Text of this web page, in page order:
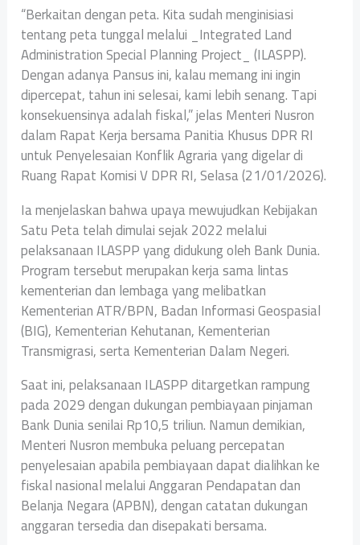
“Berkaitan dengan peta. Kita sudah menginisiasi
tentang peta tunggal melalui _Integrated Land
Administration Special Planning Project_ (ILASPP).
Dengan adanya Pansus ini, kalau memang ini ingin
dipercepat, tahun ini selesai, kami lebih senang. Tapi
konsekuensinya adalah fiskal,” jelas Menteri Nusron
dalam Rapat Kerja bersama Panitia Khusus DPR RI
untuk Penyelesaian Konflik Agraria yang digelar di
Ruang Rapat Komisi V DPR RI, Selasa (21/01/2026).
Ia menjelaskan bahwa upaya mewujudkan Kebijakan
Satu Peta telah dimulai sejak 2022 melalui
pelaksanaan ILASPP yang didukung oleh Bank Dunia.
Program tersebut merupakan kerja sama lintas
kementerian dan lembaga yang melibatkan
Kementerian ATR/BPN, Badan Informasi Geospasial
(BIG), Kementerian Kehutanan, Kementerian
Transmigrasi, serta Kementerian Dalam Negeri.
Saat ini, pelaksanaan ILASPP ditargetkan rampung
pada 2029 dengan dukungan pembiayaan pinjaman
Bank Dunia senilai Rp10,5 triliun. Namun demikian,
Menteri Nusron membuka peluang percepatan
penyelesaian apabila pembiayaan dapat dialihkan ke
fiskal nasional melalui Anggaran Pendapatan dan
Belanja Negara (APBN), dengan catatan dukungan
anggaran tersedia dan disepakati bersama.